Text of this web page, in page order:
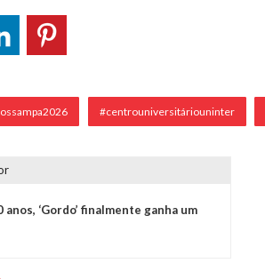
#centrouniversitáriouninter
anos, ‘Gordo’ finalmente ganha um